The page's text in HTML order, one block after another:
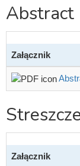
Abstract
Załącznik
Załącznik